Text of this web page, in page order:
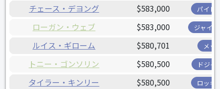
チェース・デヨング $583,000 パイレ
ローガン・ウェブ $583,000 ジャイ
ルイス・ギローム $580,701 メッ
トニー・ゴンソリン $580,500 ドジャ
タイラー・キンリー $580,500 ロッキ